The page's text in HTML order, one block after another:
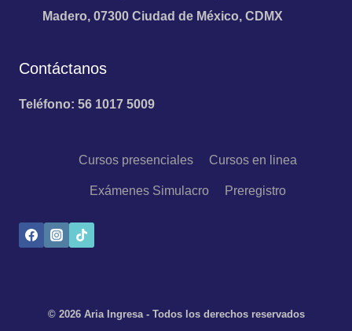
Madero, 07300 Ciudad de México, CDMX
Contáctanos
Teléfono: 56 1017 5009
Cursos presenciales Cursos en linea
Exámenes Simulacro Preregistro
© 2026 Aria Ingresa - Todos los derechos reservados